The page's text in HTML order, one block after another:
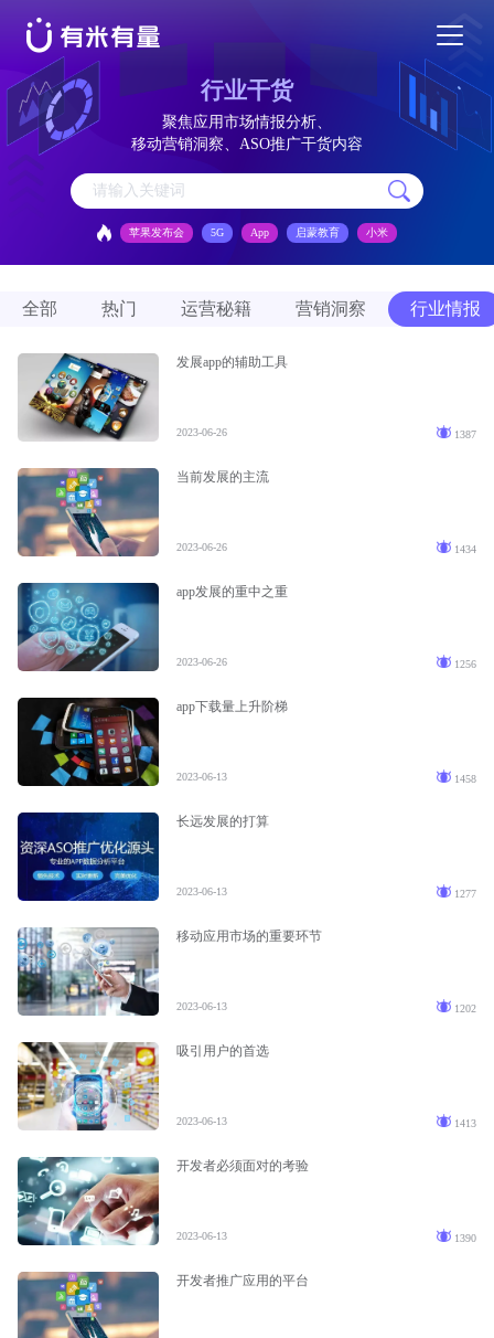
苹果应用商店优化
安卓应用商店优化
特色活动
优秀案例
行业干货
聚焦应用市场情报分析、
移动营销洞察、ASO推广干货内容
苹果发布会 5G App 启蒙教育 小米
全部 热门 运营秘籍 营销洞察 行业情报
发展app的辅助工具
2023-06-26 1387
当前发展的主流
2023-06-26 1434
app发展的重中之重
2023-06-26 1256
app下载量上升阶梯
2023-06-13 1458
长远发展的打算
2023-06-13 1277
移动应用市场的重要环节
2023-06-13 1202
吸引用户的首选
2023-06-13 1413
开发者必须面对的考验
2023-06-13 1390
开发者推广应用的平台